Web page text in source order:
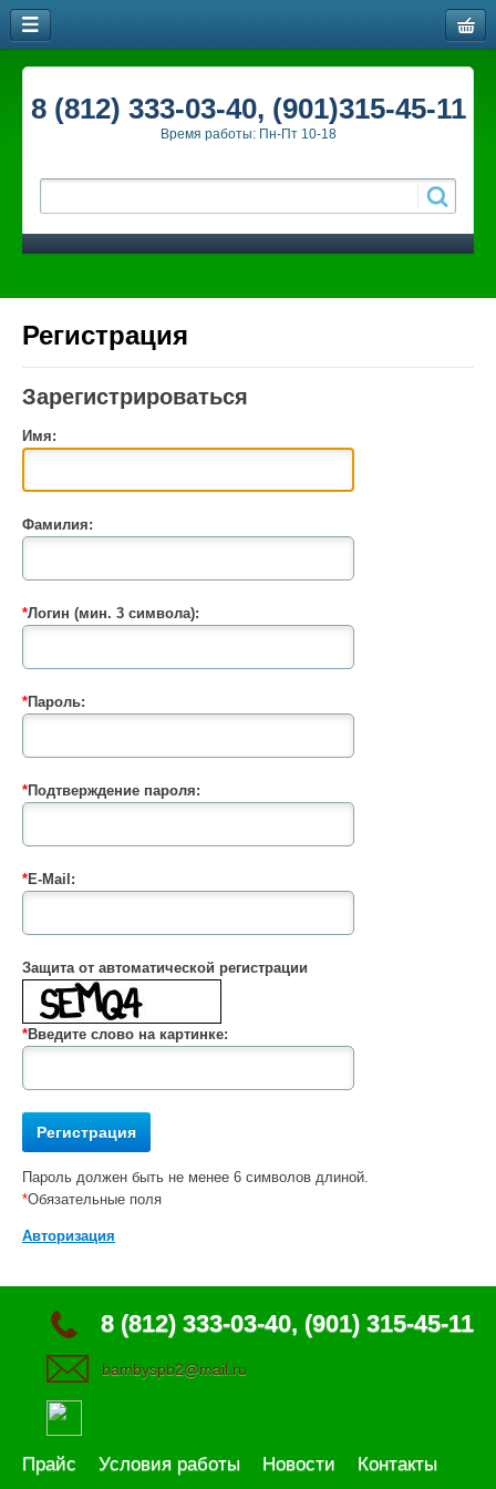
8 (812) 333-03-40, (901)315-45-11
Время работы: Пн-Пт 10-18
Регистрация
Зарегистрироваться
Имя:
Фамилия:
*Логин (мин. 3 символа):
*Пароль:
*Подтверждение пароля:
*E-Mail:
Защита от автоматической регистрации
*Введите слово на картинке:
Пароль должен быть не менее 6 символов длиной.
*Обязательные поля
Авторизация
8 (812) 333-03-40, (901) 315-45-11
bambyspb2@mail.ru
Прайс Условия работы Новости Контакты